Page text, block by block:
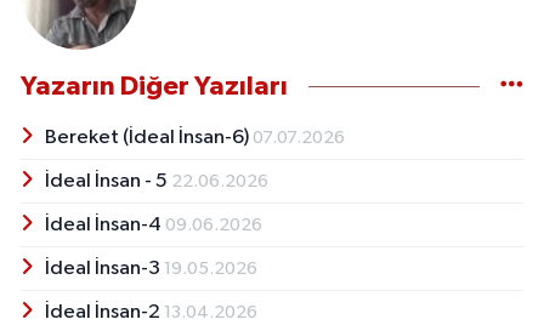
Yazarın Diğer Yazıları
Bereket (İdeal İnsan-6) 07.07.2026
İdeal İnsan - 5 22.06.2026
İdeal İnsan-4 09.06.2026
İdeal İnsan-3 19.05.2026
İdeal İnsan-2 13.04.2026